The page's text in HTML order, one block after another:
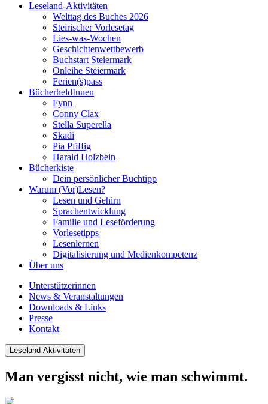
Leseland-Aktivitäten
Welttag des Buches 2026
Steirischer Vorlesetag
Lies-was-Wochen
Geschichtenwettbewerb
Buchstart Steiermark
Onleihe Steiermark
Ferien(s)pass
BücherheldInnen
Fynn
Conny Clax
Stella Superella
Skadi
Pia Pfiffig
Harald Holzbein
Bücherkiste
Dein persönlicher Buchtipp
Warum (Vor)Lesen?
Lesen und Gehirn
Sprachentwicklung
Familie und Leseförderung
Vorlesetipps
Lesenlernen
Digitalisierung und Medienkompetenz
Über uns
Unterstützerinnen
News & Veranstaltungen
Downloads & Links
Presse
Kontakt
Leseland-Aktivitäten
Man vergisst nicht, wie man schwimmt.